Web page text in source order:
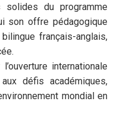
solides du programme
son offre pédagogique
français-anglais,
internationale
défis académiques,
mondial en